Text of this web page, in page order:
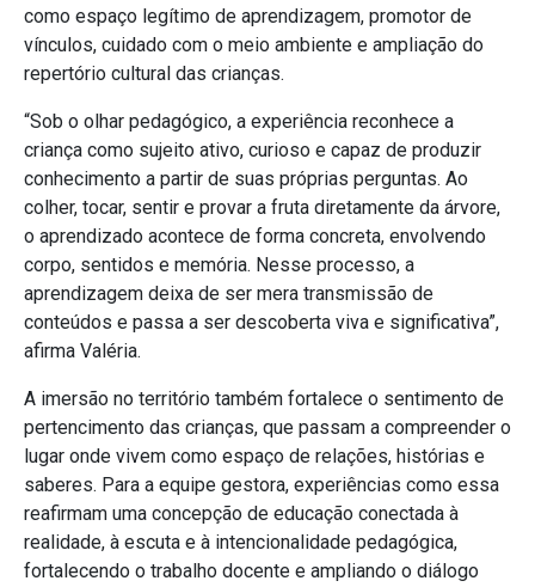
como espaço legítimo de aprendizagem, promotor de
vínculos, cuidado com o meio ambiente e ampliação do
repertório cultural das crianças.
“Sob o olhar pedagógico, a experiência reconhece a
criança como sujeito ativo, curioso e capaz de produzir
conhecimento a partir de suas próprias perguntas. Ao
colher, tocar, sentir e provar a fruta diretamente da árvore,
o aprendizado acontece de forma concreta, envolvendo
corpo, sentidos e memória. Nesse processo, a
aprendizagem deixa de ser mera transmissão de
conteúdos e passa a ser descoberta viva e significativa”,
afirma Valéria.
A imersão no território também fortalece o sentimento de
pertencimento das crianças, que passam a compreender o
lugar onde vivem como espaço de relações, histórias e
saberes. Para a equipe gestora, experiências como essa
reafirmam uma concepção de educação conectada à
realidade, à escuta e à intencionalidade pedagógica,
fortalecendo o trabalho docente e ampliando o diálogo